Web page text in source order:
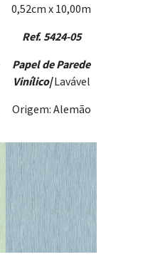
0,52cm x 10,00m
Ref. 5424-05
Papel de Parede
Vinílico|Lavável
Origem: Alemão